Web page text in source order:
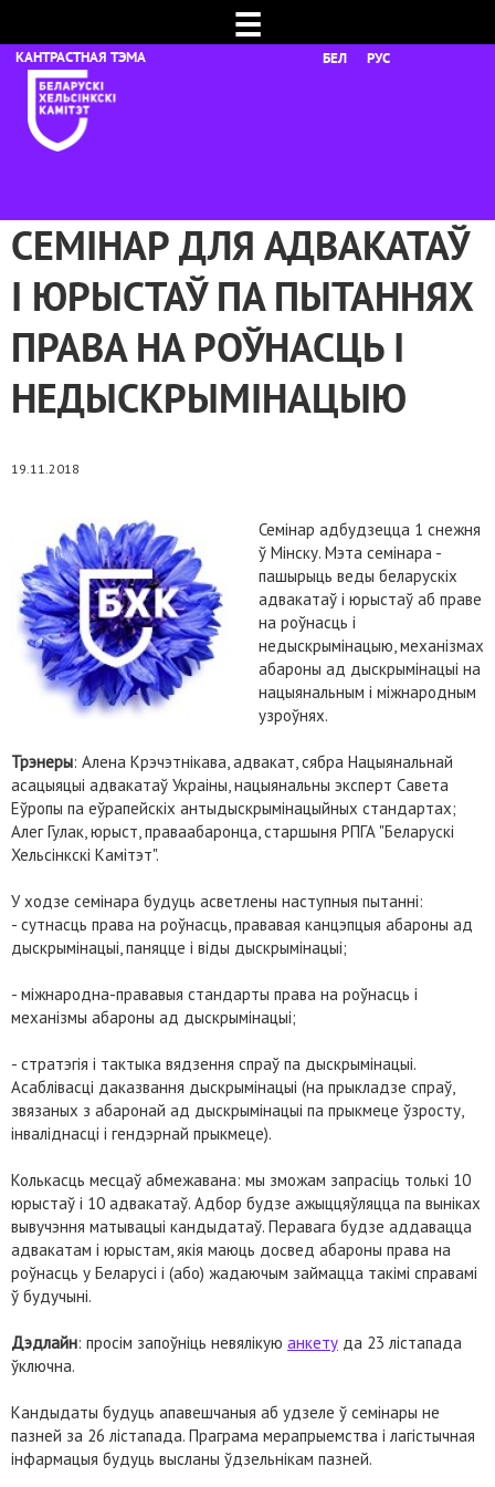
☰
БЕЛ РУС
СЕМІНАР ДЛЯ АДВАКАТАЎ
І ЮРЫСТАЎ ПА ПЫТАННЯХ
ПРАВА НА РОЎНАСЦЬ І
НЕДЫСКРЫМІНАЦЫЮ
19.11.2018
Семінар адбудзецца 1 снежня
ў Мінску. Мэта семінара -
пашырыць веды беларускіх
адвакатаў і юрыстаў аб праве
на роўнасць і
недыскрымінацыю, механізмах
абароны ад дыскрымінацыі на
нацыянальным і міжнародным
узроўнях.
Трэнеры: Алена Крэчэтнікава, адвакат, сябра Нацыянальнай
асацыяцыі адвакатаў Украіны, нацыянальны эксперт Савета
Еўропы па еўрапейскіх антыдыскрымінацыйных стандартах;
Алег Гулак, юрыст, праваабаронца, старшыня РПГА "Беларускі
Хельсінкскі Камітэт".
У ходзе семінара будуць асветлены наступныя пытанні:
- сутнасць права на роўнасць, прававая канцэпцыя абароны ад
дыскрымінацыі, паняцце і віды дыскрымінацыі;
- міжнародна-прававыя стандарты права на роўнасць і
механізмы абароны ад дыскрымінацыі;
- стратэгія і тактыка вядзення спраў па дыскрымінацыі.
Асаблівасці даказвання дыскрымінацыі (на прыкладзе спраў,
звязаных з абаронай ад дыскрымінацыі па прыкмеце ўзросту,
інваліднасці і гендэрнай прыкмеце).
Колькасць месцаў абмежавана: мы зможам запрасіць толькі 10
юрыстаў і 10 адвакатаў. Адбор будзе ажыццяўляцца па выніках
вывучэння матывацыі кандыдатаў. Перавага будзе аддавацца
адвакатам і юрыстам, якія маюць досвед абароны права на
роўнасць у Беларусі і (або) жадаючым займацца такімі справамі
ў будучыні.
Дэдлайн: просім запоўніць невялікую анкету да 23 лістапада
ўключна.
Кандыдаты будуць апавешчаныя аб удзеле ў семінары не
пазней за 26 лістапада. Праграма мерапрыемства і лагістычная
інфармацыя будуць высланы ўдзельнікам пазней.